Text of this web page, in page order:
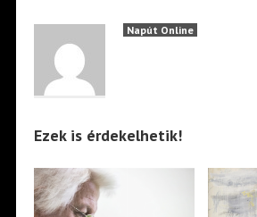
Napút Online
Ezek is érdekelhetik!